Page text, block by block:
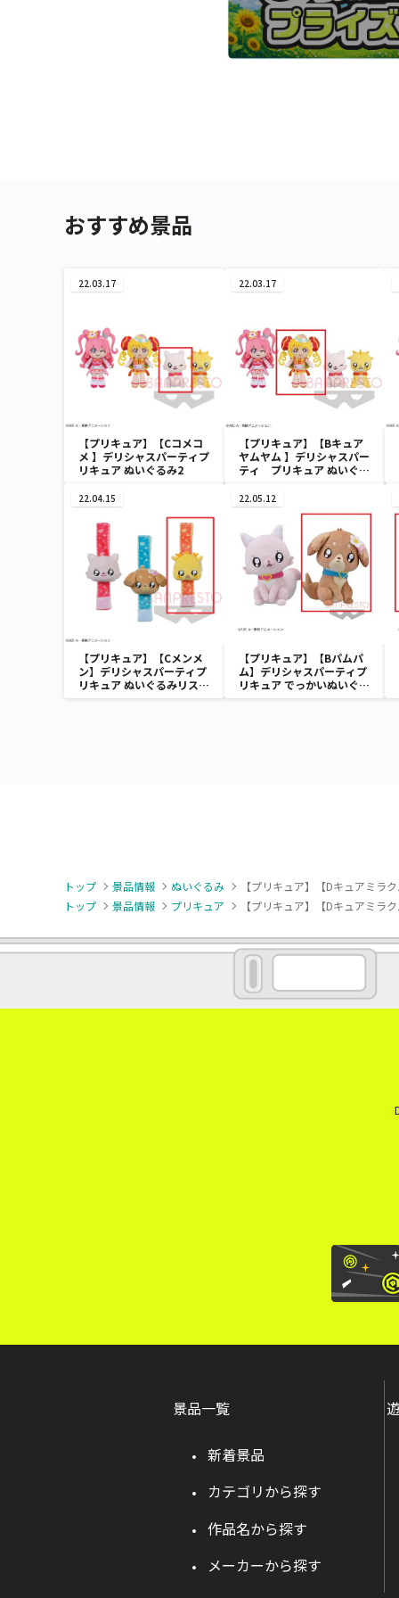
おすすめ景品
22.03.17
【プリキュア】【Cコメコ
メ 】デリシャスパーティプ
リキュア ぬいぐるみ2
22.03.17
【プリキュア】【Bキュア
ヤムヤム 】デリシャスパー
ティ プリキュア ぬいぐる
22.04.15
【プリキュア】【Cメンメ
ン】デリシャスパーティプ
リキュア ぬいぐるみリスト
バンド
22.05.12
【プリキュア】【Bパムパ
ム】デリシャスパーティプ
リキュア でっかいぬいぐる
み１
トップ 景品情報 ぬいぐるみ
【プリキュア】【Dキュアミラ
トップ
景品情報 プリキュア 【プリキュア】【Dキュアミラ
景品一覧
新着景品
カテゴリから探す
作品名から探す
メーカーから探す